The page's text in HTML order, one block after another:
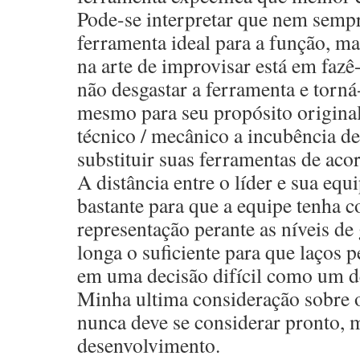
Pode-se interpretar que nem
ferramenta ideal para a função,
na arte de improvisar está em
não desgastar a ferramenta e
mesmo para seu propósito
técnico / mecânico a incubência
substituir suas ferramentas de
A distância entre o líder e sua
bastante para que a equipe tenha
representação perante as níveis
longa o suficiente para que laços
em uma decisão difícil como um
Minha ultima consideração sobre
nunca deve se considerar pronto,
desenvolvimento.